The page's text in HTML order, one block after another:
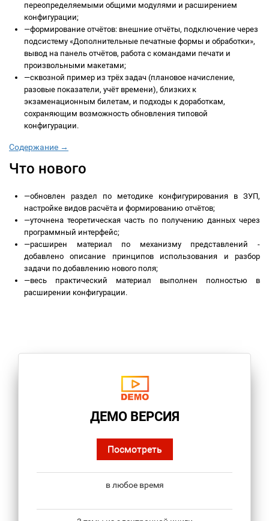
переопределяемыми общими модулями и расширением
конфигурации;
—формирование отчётов: внешние отчёты, подключение через
подсистему «Дополнительные печатные формы и обработки»,
вывод на панель отчётов, работа с командами печати и
произвольными макетами;
—сквозной пример из трёх задач (плановое начисление,
разовые показатели, учёт времени), близких к
экзаменационным билетам, и подходы к доработкам,
сохраняющим возможность обновления типовой
конфигурации.
Содержание →
Что нового
—обновлен раздел по методике конфигурирования в ЗУП,
настройке видов расчёта и формированию отчётов;
—уточнена теоретическая часть по получению данных через
программный интерфейс;
—расширен материал по механизму представлений -
добавлено описание принципов использования и разбор
задачи по добавлению нового поля;
—весь практический материал выполнен полностью в
расширении конфигурации.
ДЕМО ВЕРСИЯ
Посмотреть
в любое время